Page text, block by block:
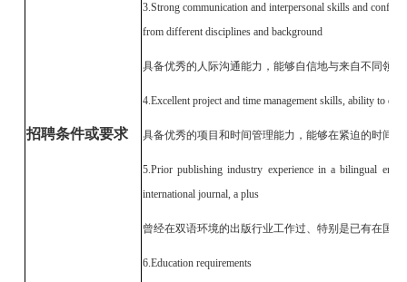
招聘条件或要求
3.Strong communication and interpersonal skills and
from different disciplines and background
具备优秀的人际沟通能力，能够自信地与来自不同领
4.Excellent project and time management skills, ability to
具备优秀的项目和时间管理能力，能够在紧迫的时间
5.Prior publishing industry experience in a bilingual
international journal, a plus
曾经在双语环境的出版行业工作过、特别是已有在国
6.Education requirements